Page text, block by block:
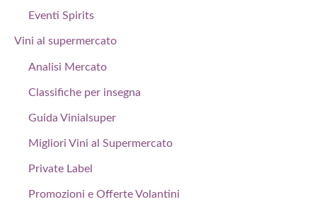
Eventi Spirits
Vini al supermercato
Analisi Mercato
Classifiche per insegna
Guida Vinialsuper
Migliori Vini al Supermercato
Private Label
Promozioni e Offerte Volantini